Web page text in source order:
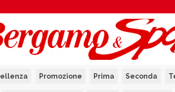
Promozione Prima Seconda